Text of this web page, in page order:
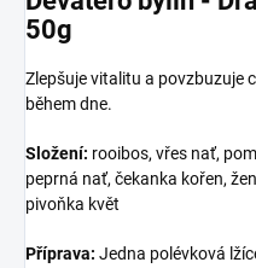
50g
Zlepšuje vitalitu a povzbuzuje
během dne.
Složení: rooibos, vřes nať,
peprná nať, čekanka kořen,
pivoňka květ
Příprava: Jedna polévková